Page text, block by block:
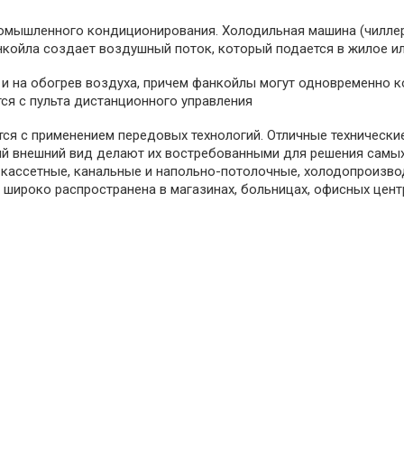
Маркетинговая поддержка
Черный
кондиционирования. Холодильная машина
создает воздушный поток, который подается в жилое
на обогрев воздуха, причем фанкойлы могут одновременно
с пульта дистанционного управления
с применением передовых технологий. Отличные
внешний вид делают их востребованными для решения
канальные и напольно-потолочные,
распространена в магазинах, больницах, офисных